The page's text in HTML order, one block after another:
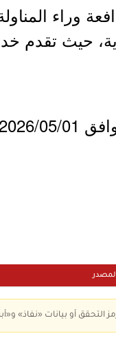
وراء المناولة
حيث تقدم
التحقق أو بيانات «نفاذ»